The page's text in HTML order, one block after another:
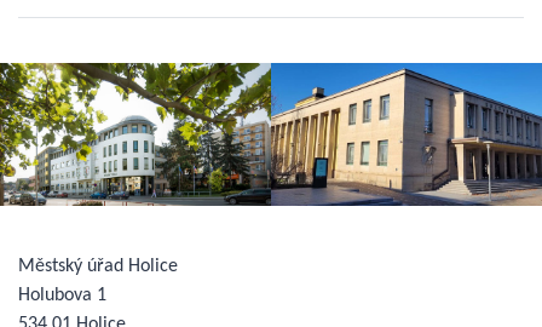
Městský úřad Holice
Holubova 1